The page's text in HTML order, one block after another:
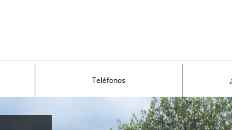
Teléfonos